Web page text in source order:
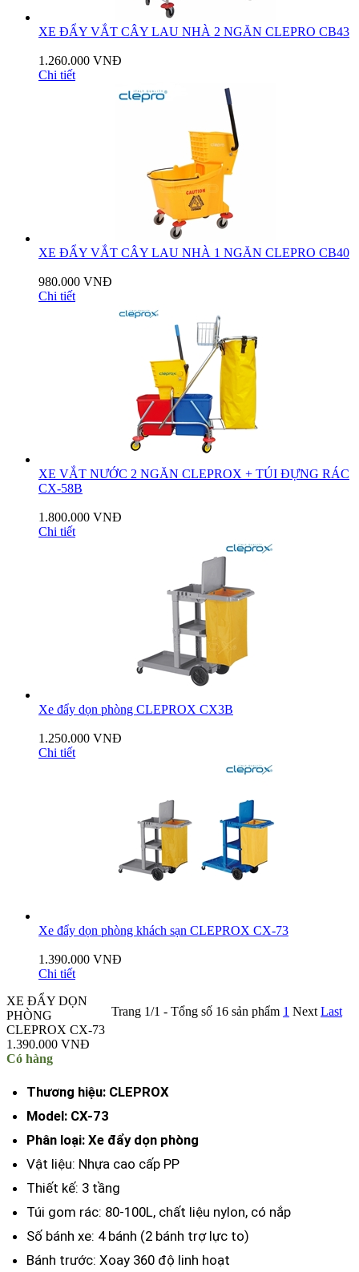
XE ĐẨY VẮT CÂY LAU NHÀ 2 NGĂN CLEPRO CB43
1.260.000 VNĐ
Chi tiết
XE ĐẨY VẮT CÂY LAU NHÀ 1 NGĂN CLEPRO CB40
980.000 VNĐ
Chi tiết
XE VẮT NƯỚC 2 NGĂN CLEPROX + TÚI ĐỰNG RÁC
CX-58B
1.800.000 VNĐ
Chi tiết
Xe đẩy dọn phòng CLEPROX CX3B
1.250.000 VNĐ
Chi tiết
Xe đẩy dọn phòng khách sạn CLEPROX CX-73
1.390.000 VNĐ
Chi tiết
Trang 1/1 - Tổng số 16 sản phẩm 1 Next Last
XE ĐẨY DỌN
PHÒNG
CLEPROX CX-73
1.390.000 VNĐ
Có hàng
Thương hiệu: CLEPROX
Model: CX-73
Phân loại: Xe đẩy dọn phòng
Vật liệu: Nhựa cao cấp PP
Thiết kế: 3 tầng
Túi gom rác: 80-100L, chất liệu nylon, có nắp
Số bánh xe: 4 bánh (2 bánh trợ lực to)
Bánh trước: Xoay 360 độ linh hoạt